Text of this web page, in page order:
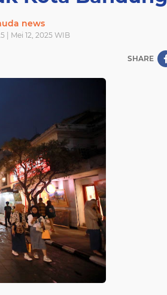
news
| Mei 12, 2025 WIB
SHARE